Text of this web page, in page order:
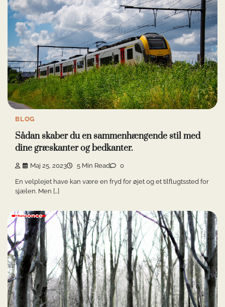
BLOG
Sådan skaber du en sammenhængende stil med
dine græskanter og bedkanter.
Maj 25, 2023 5 Min Read 0
En velplejet have kan være en fryd for øjet og et tilflugtssted for
sjælen. Men […]
Annonce